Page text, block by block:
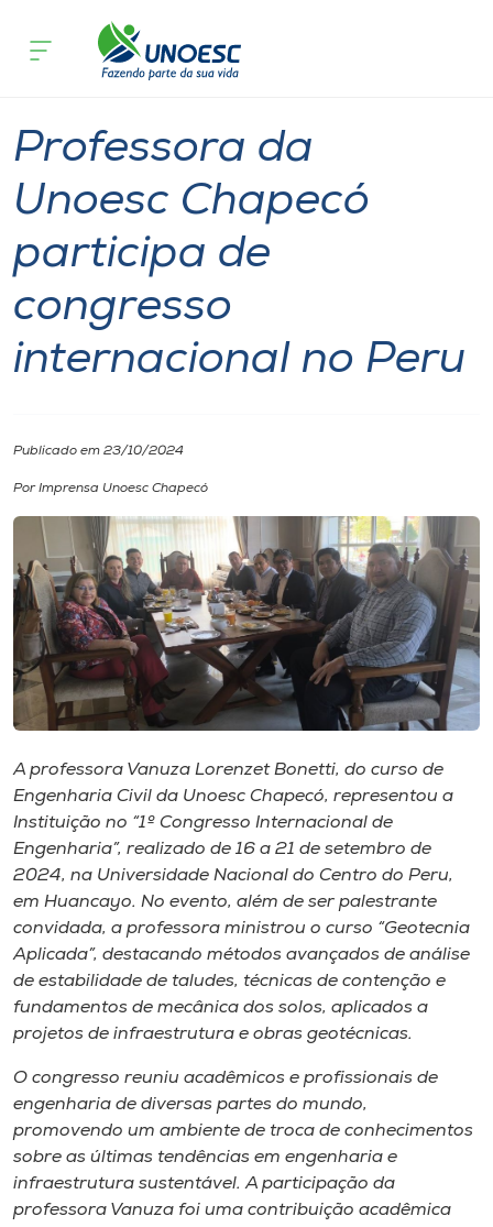
Cursos
Pesquisa
Atendimento ao Estudante
Portal de Ensino
Internacionalização
I.nova
Diplomados
Cultura
CPA
Biblioteca
Editora
Rádio
Museu
Store
o idioma
Professora da
Unoesc Chapecó
participa de
congresso
internacional no Peru
Publicado em 23/10/2024
Por Imprensa Unoesc Chapecó
A professora Vanuza Lorenzet Bonetti, do curso de
Engenharia Civil da Unoesc Chapecó, representou a
Instituição no “1º Congresso Internacional de
Engenharia”, realizado de 16 a 21 de setembro de
2024, na Universidade Nacional do Centro do Peru,
em Huancayo. No evento, além de ser palestrante
convidada, a professora ministrou o curso “Geotecnia
Aplicada”, destacando métodos avançados de análise
de estabilidade de taludes, técnicas de contenção e
fundamentos de mecânica dos solos, aplicados a
projetos de infraestrutura e obras geotécnicas.
O congresso reuniu acadêmicos e profissionais de
engenharia de diversas partes do mundo,
promovendo um ambiente de troca de conhecimentos
sobre as últimas tendências em engenharia e
infraestrutura sustentável. A participação da
professora Vanuza foi uma contribuição acadêmica